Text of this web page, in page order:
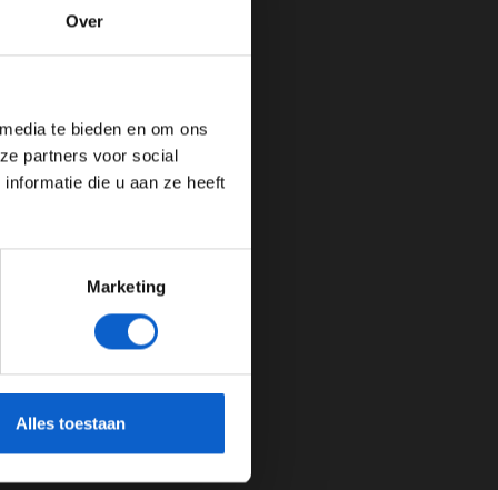
Over
te bieden en om ons
partners voor social
die u aan ze heeft
Marketing
Alles toestaan